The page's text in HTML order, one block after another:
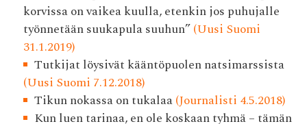
korvissa on vaikea kuulla, etenkin jos puhujalle
työnnetään suukapula suuhun”(Uusi Suomi
31.1.2019)
Tutkijat löysivät kääntöpuolen natsimarssista
(Uusi Suomi 7.12.2018)
Tikun nokassa on tukalaa(Journalisti 4.5.2018)
Kun luen tarinaa, en ole koskaan tyhmä – tämän